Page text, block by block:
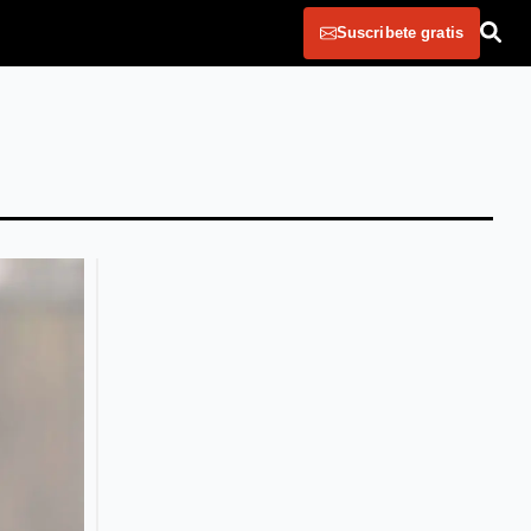
Suscribete gratis